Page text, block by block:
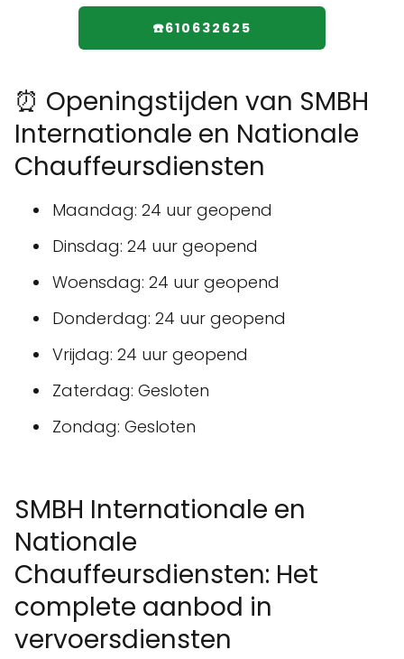
☎️610632625
⏰ Openingstijden van SMBH
Internationale en Nationale
Chauffeursdiensten
Maandag: 24 uur geopend
Dinsdag: 24 uur geopend
Woensdag: 24 uur geopend
Donderdag: 24 uur geopend
Vrijdag: 24 uur geopend
Zaterdag: Gesloten
Zondag: Gesloten
SMBH Internationale en
Nationale
Chauffeursdiensten: Het
complete aanbod in
vervoersdiensten